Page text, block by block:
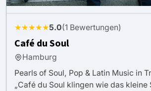
★★★★★5.0(1 Bewertungen)
Café du Soul
Hamburg
Pearls of Soul, Pop & Latin Music in
„Café du Soul klingen wie das kleine